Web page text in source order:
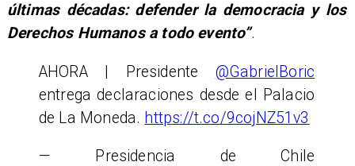
últimas décadas: defender la democracia y los
Derechos Humanos a todo evento”.
AHORA | Presidente @GabrielBoric
entrega declaraciones desde el Palacio
de La Moneda. https://t.co/9cojNZ51v3
— Presidencia de Chile